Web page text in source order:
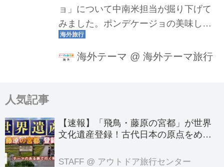
ョ」について中南米担当が掘り下げて
みました。ポンデケージョの美味しい
レシピ、現地でオススメのお土産、そ
の歴史まで探ります！
海外テーマ @ 海外テーマ旅行
人気記事
【速報】「飛鳥・藤原の宮都」が世界
文化遺産登録！古代日本の原点をめぐ
のテーマのある旅
STAFF @ アウトドア旅行センター